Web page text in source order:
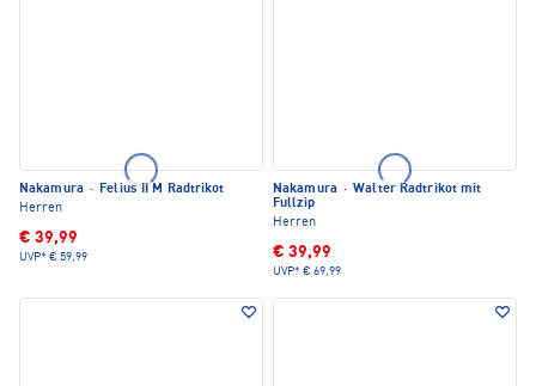
Nakamura · Felius II M Radtrikot
Herren
€ 39,99
UVP* € 59,99
Nakamura · Walter Radtrikot mit
Fullzip
Herren
€ 39,99
UVP* € 69,99